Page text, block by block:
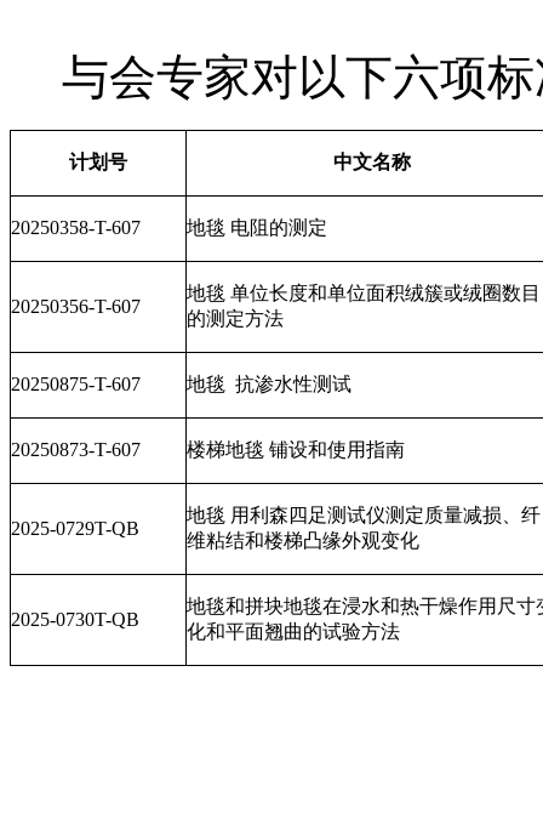
与会专家对以下六项
计划号 中文名称
20250358-T-607 地毯 电阻的测定
20250356-T-607
地毯 单位长度和单位面积绒簇或绒圈数目
的测定方法
20250875-T-607 地毯 抗渗水性测试
20250873-T-607 楼梯地毯 铺设和使用指南
2025-0729T-QB
地毯 用利森四足测试仪测定质量减损、纤
维粘结和楼梯凸缘外观变化
2025-0730T-QB
地毯和拼块地毯在浸水和热干燥作用尺寸
化和平面翘曲的试验方法